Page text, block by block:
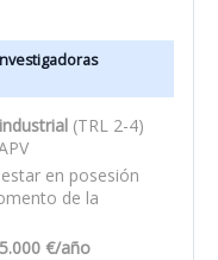
(TRL 2-4)
en posesión
de la
€/año